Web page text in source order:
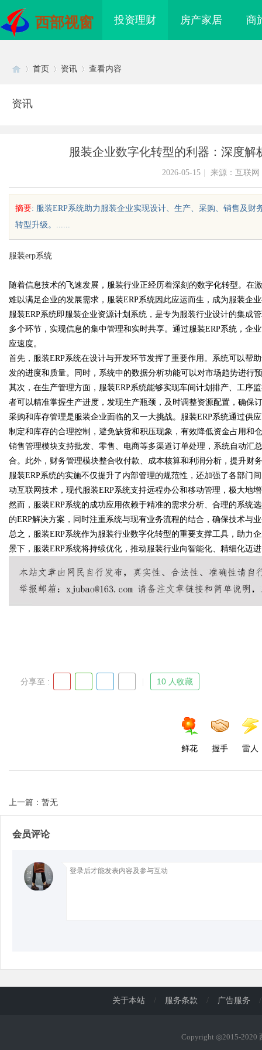
西部视窗 投资理财 房产家居 商
uz
!
Bo
首页 资讯 查看内容
资讯
服装企业数字化转型的利器：深度
2026-05-15 来源：互联网
摘要: 服装ERP系统助力服装企业实现设计、生产、采购、销售及
转型升级。......
服装erp系统
随着信息技术的飞速发展，服装行业正经历着深刻的数字化转型。在
难以满足企业的发展需求，服装ERP系统因此应运而生，成为服装企
服装ERP系统即服装企业资源计划系统，是专为服装行业设计的集成
多个环节，实现信息的集中管理和实时共享。通过服装ERP系统，企
应速度。
首先，服装ERP系统在设计与开发环节发挥了重要作用。系统可以帮
发的进度和质量。同时，系统中的数据分析功能可以对市场趋势进行
其次，在生产管理方面，服装ERP系统能够实现车间计划排产、工序
者可以精准掌握生产进度，发现生产瓶颈，及时调整资源配置，确保
采购和库存管理是服装企业面临的又一大挑战。服装ERP系统通过供
制定和库存的合理控制，避免缺货和积压现象，有效降低资金占用和
销售管理模块支持批发、零售、电商等多渠道订单处理，系统自动汇
合。此外，财务管理模块整合收付款、成本核算和利润分析，提升财
服装ERP系统的实施不仅提升了内部管理的规范性，还加强了各部门
动互联网技术，现代服装ERP系统支持远程办公和移动管理，极大地
然而，服装ERP系统的成功应用依赖于精准的需求分析、合理的系统
的ERP解决方案，同时注重系统与现有业务流程的结合，确保技术与
总之，服装ERP系统作为服装行业数字化转型的重要支撑工具，助力
景下，服装ERP系统将持续优化，推动服装行业向智能化、精细化迈
分享至 : 10 人收藏
鲜花 握手 雷人
上一篇：暂无
会员评论
配眼镜
的优质观看平台
关于本站 / 服务条款 / 广告服务 /
Copyright ◎2015-2020